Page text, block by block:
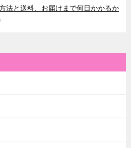
法と送料、お届けまで何日かかるか